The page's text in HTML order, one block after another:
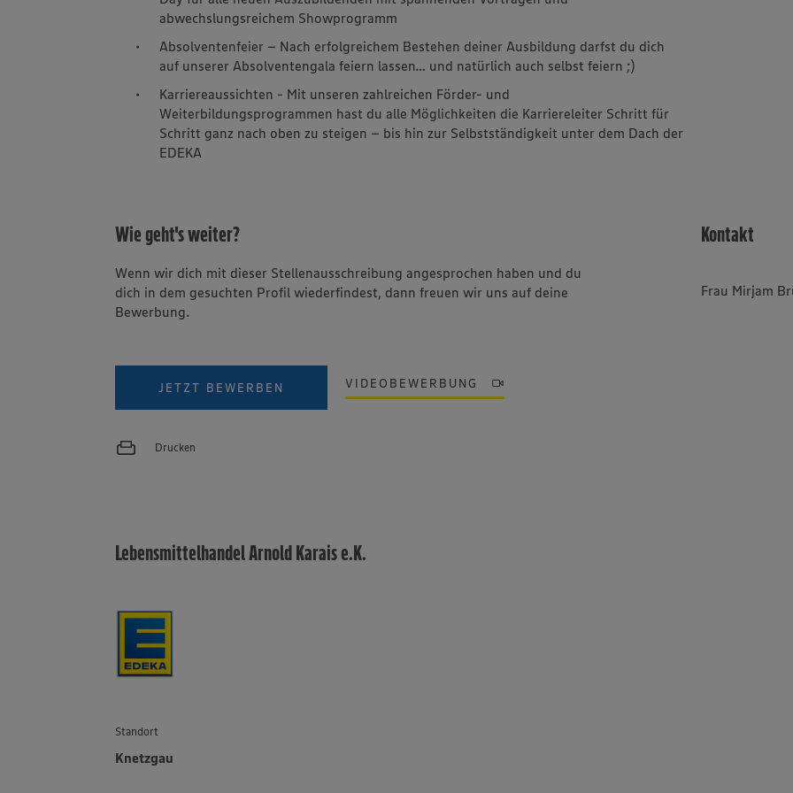
abwechslungsreichem Showprogramm
Absolventenfeier – Nach erfolgreichem Bestehen deiner Ausbildung darfst du dich
auf unserer Absolventengala feiern lassen… und natürlich auch selbst feiern ;)
Karriereaussichten - Mit unseren zahlreichen Förder- und
Weiterbildungsprogrammen hast du alle Möglichkeiten die Karriereleiter Schritt für
Schritt ganz nach oben zu steigen – bis hin zur Selbstständigkeit unter dem Dach der
EDEKA
Wie geht's weiter?
Wenn wir dich mit dieser Stellenausschreibung angesprochen haben und du
dich in dem gesuchten Profil wiederfindest, dann freuen wir uns auf deine
Bewerbung.
JETZT BEWERBEN VIDEOBEWERBUNG
Drucken
Kontakt
Frau Mirjam
Lebensmittelhandel Arnold Karais e.K.
Standort
Knetzgau